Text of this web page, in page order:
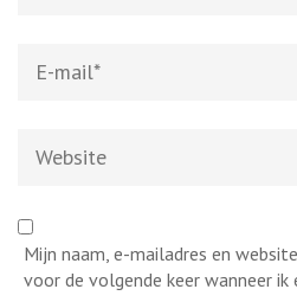
mail*
Mijn naam, e-mailadres en
voor de volgende keer wanneer ik